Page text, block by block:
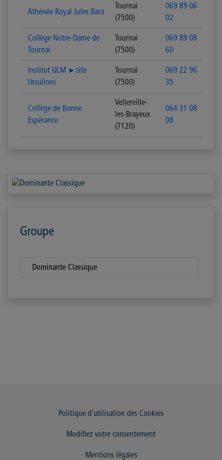
Athénée Royal Jules Bara
Tournai
(7500)
069 89 06
02
Collège Notre-Dame de
Tournai
Tournai
(7500)
069 89 08
60
Institut ULM ►site
Ursulines
Tournai
(7500)
069 22 96
35
Collège de Bonne
Espérance
Vellereille-
les-Brayeux
(7120)
064 31 08
08
Groupe
Dominante Classique
Politique d’utilisation des Cookies
Modifiez votre consentement
Mentions légales